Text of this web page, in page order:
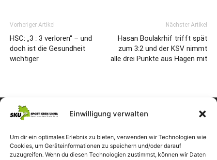
Einwilligung verwalten
Um dir ein optimales Erlebnis zu bieten, verwenden wir Technologien wie
Cookies, um Geräteinformationen zu speichern und/oder darauf
zuzugreifen. Wenn du diesen Technologien zustimmst, können wir Daten
Vorheriger Artikel
HSC: „3 : 3 verloren“ – und
doch ist die Gesundheit
wichtiger
Nächster Artikel
Hasan Boulakrhif trifft spät
zum 3:2 und der KSV nimmt
alle drei Punkte aus Hagen mit